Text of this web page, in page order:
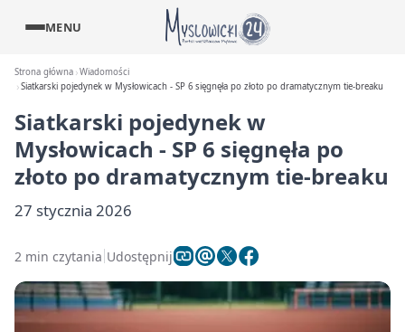
MENU
Strona główna Wiadomości
Siatkarski pojedynek w Mysłowicach - SP 6 sięgnęła po złoto po dramatycznym tie-breaku
Siatkarski pojedynek w
Mysłowicach - SP 6 sięgnęła po
złoto po dramatycznym tie-breaku
27 stycznia 2026
2 min czytania Udostępnij